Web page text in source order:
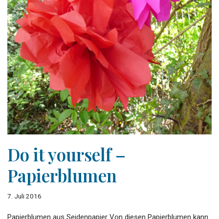
Do it yourself –
Papierblumen
7. Juli 2016
Papierblumen aus Seidenpapier Von diesen Papierblumen kann